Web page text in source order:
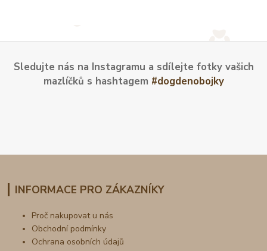
Sledujte nás na Instagramu a sdílejte fotky vašich
mazlíčků s hashtagem #dogdenobojky
INFORMACE PRO ZÁKAZNÍKY
Proč nakupovat u nás
Obchodní podmínky
Ochrana osobních údajů